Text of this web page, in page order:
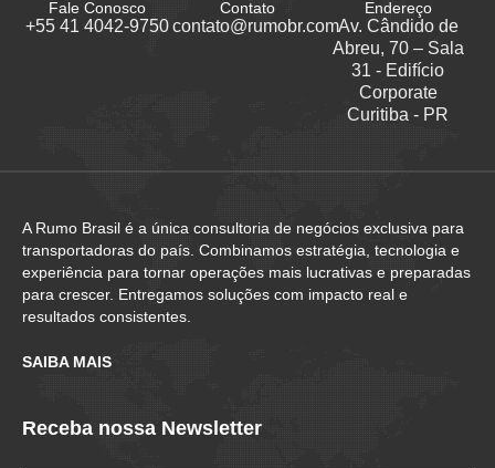
Fale Conosco
+55 41 4042-9750
Contato
contato@rumobr.com
Endereço
Av. Cândido de
Abreu, 70 – Sala
31 - Edifício
Corporate
Curitiba - PR
A Rumo Brasil é a única consultoria de negócios exclusiva para
transportadoras do país. Combinamos estratégia, tecnologia e
experiência para tornar operações mais lucrativas e preparadas
para crescer. Entregamos soluções com impacto real e
resultados consistentes.
SAIBA MAIS
Receba nossa Newsletter